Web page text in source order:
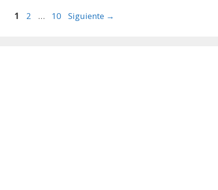
Página
1 Página
2 … Página
10 Siguiente →